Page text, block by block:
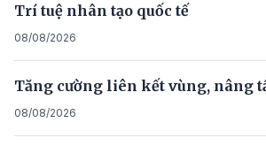
Trí tuệ nhân tạo quốc tế
08/08/2026
Tăng cường liên kết vùng, nâng
08/08/2026